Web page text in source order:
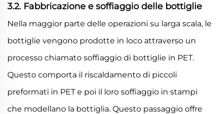
3.2. Fabbricazione e soffiaggio delle bottiglie
Nella maggior parte delle operazioni su larga scala, le
bottiglie vengono prodotte in loco attraverso un
processo chiamato soffiaggio di bottiglie in PET.
Questo comporta il riscaldamento di piccoli
preformati in PET e poi il loro soffiaggio in stampi
che modellano la bottiglia. Questo passaggio offre